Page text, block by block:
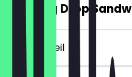
2für1 Egg Drop
~12 € Vorteil